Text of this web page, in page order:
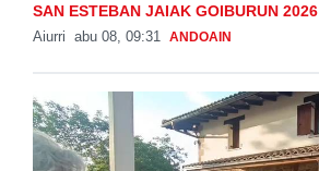
SAN ESTEBAN JAIAK GOIBURUN 2026
Aiurri abu 08, 09:31 ANDOAIN